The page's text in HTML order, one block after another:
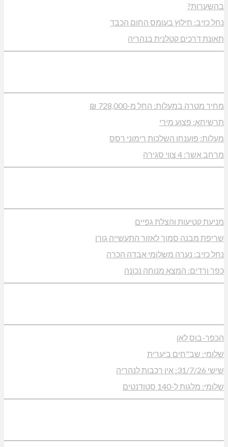
בהשערות?
נחל כזיב: חילוץ בעומס החום הכבד
תאונת דרכים קטלנית בנהריה
מחיר מטרה במעלות: החל מ-728,000 ₪
תרשיחא: פצוע מירי
מעלות: פוענחו השלכות רימוני רסס
מרחב אשר: 4 צווי סגירה
מניעת קטיעות והצלת גפיים
שריפת מבנה סמוך לאזור התעשייה גורן
נחל כזיב: נערה משלומי אבדה הכרה
כפר ורדים: המצא מנוחה נכונה
הכפר-בוס לאן
שלומי: שב"חים ביערית
שישי 31/7/26: אין רכבות לנהריה
שלומי: מלגות ל-140 סטודנטים